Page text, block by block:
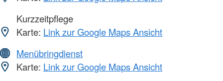
Kurzzeitpflege
Karte: Link zur Google Maps Ansicht
Menübringdienst
Karte: Link zur Google Maps Ansicht